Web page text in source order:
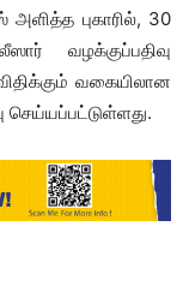
அளித்த புகாரில், 30
வழக்குப்பதிவு
வகையிலான
செய்யப்பட்டுள்ளது.